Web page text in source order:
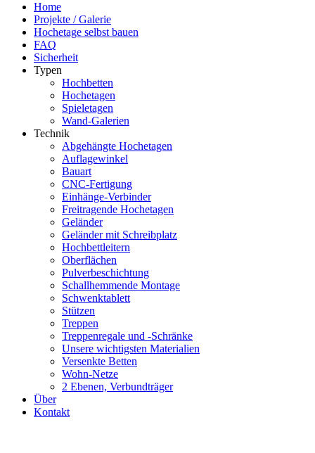
Home
Projekte / Galerie
Hochetage selbst bauen
FAQ
Sicherheit
Typen
Hochbetten
Hochetagen
Spieletagen
Wand-Galerien
Technik
Abgehängte Hochetagen
Auflagewinkel
Bauart
CNC-Fertigung
Einhänge-Verbinder
Freitragende Hochetagen
Geländer
Geländer mit Schreibplatz
Hochbettleitern
Oberflächen
Pulverbeschichtung
Schallhemmende Montage
Schwenktablett
Stützen
Treppen
Treppenregale und -Schränke
Unsere wichtigsten Materialien
Versenkte Betten
Wohn-Netze
2 Ebenen, Verbundträger
Über
Kontakt